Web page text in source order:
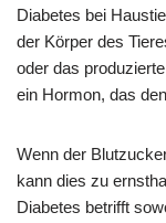
Diabetes bei
der Körper des
oder das
ein Hormon, das
Wenn der
kann dies zu
Diabetes betrifft